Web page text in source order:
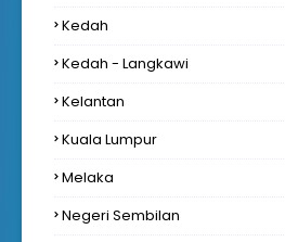
Kedah
Kedah - Langkawi
Kelantan
Kuala Lumpur
Melaka
Negeri Sembilan